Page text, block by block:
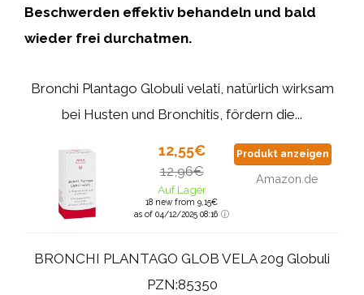
Beschwerden effektiv behandeln und bald
wieder frei durchatmen.
Bronchi Plantago Globuli velati, natürlich wirksam
bei Husten und Bronchitis, fördern die...
12,55€
12,96€
Auf Lager
18 new from 9,15€
as of 04/12/2025 08:16
Produkt anzeigen
Amazon.de
BRONCHI PLANTAGO GLOB VELA 20g Globuli
PZN:85350